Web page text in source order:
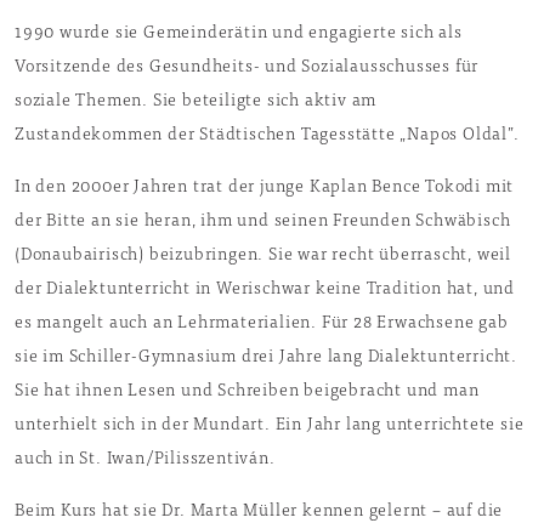
1990 wurde sie Gemeinderätin und engagierte sich als
Vorsitzende des Gesundheits- und Sozialausschusses für
soziale Themen. Sie beteiligte sich aktiv am
Zustandekommen der Städtischen Tagesstätte „Napos Oldal”.
In den 2000er Jahren trat der junge Kaplan Bence Tokodi mit
der Bitte an sie heran, ihm und seinen Freunden Schwäbisch
(Donaubairisch) beizubringen. Sie war recht überrascht, weil
der Dialektunterricht in Werischwar keine Tradition hat, und
es mangelt auch an Lehrmaterialien. Für 28 Erwachsene gab
sie im Schiller-Gymnasium drei Jahre lang Dialektunterricht.
Sie hat ihnen Lesen und Schreiben beigebracht und man
unterhielt sich in der Mundart. Ein Jahr lang unterrichtete sie
auch in St. Iwan/Pilisszentiván.
Beim Kurs hat sie Dr. Marta Müller kennen gelernt – auf die